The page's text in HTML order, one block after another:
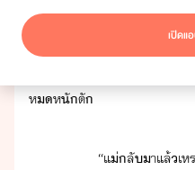
เปิดแ
่าหัสื​เพิ่พูคารู้​รี​า
ที่​ไ้​เห็​สีห้า​ข​ท่า​แล้​เธ
ห​หั​ตั
​“​แ่​ลัา​แล้​เห